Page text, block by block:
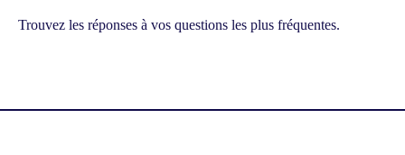
Trouvez les réponses à vos questions les plus fréquentes.